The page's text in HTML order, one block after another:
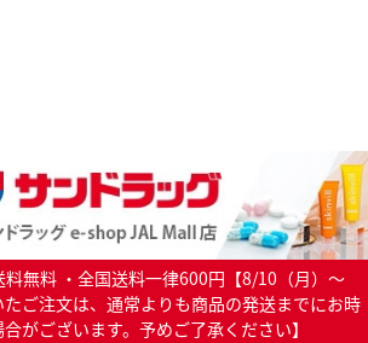
無料 ・全国送料一律600円【8/10（月）～
ご注文は、通常よりも商品の発送までにお時
がございます。予めご了承ください】